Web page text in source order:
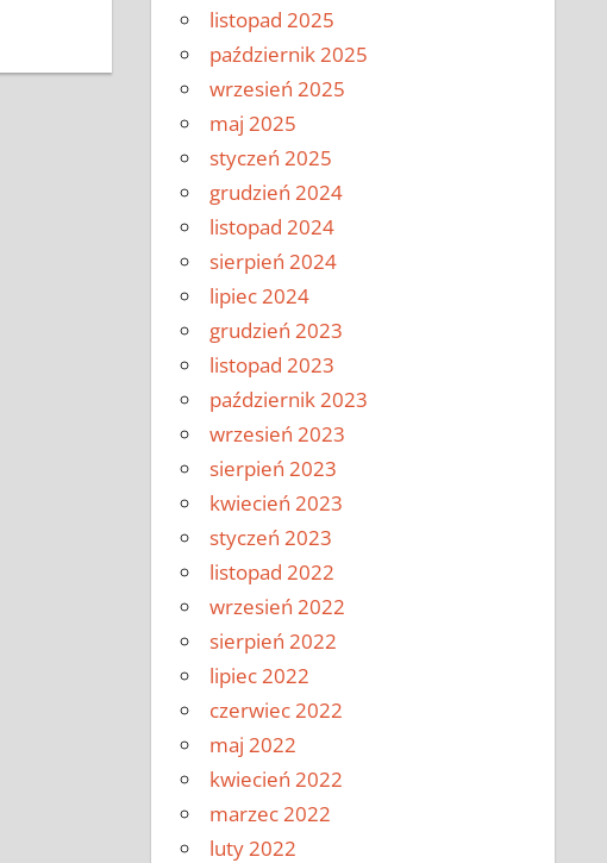
listopad 2025
październik 2025
wrzesień 2025
maj 2025
styczeń 2025
grudzień 2024
listopad 2024
sierpień 2024
lipiec 2024
grudzień 2023
listopad 2023
październik 2023
wrzesień 2023
sierpień 2023
kwiecień 2023
styczeń 2023
listopad 2022
wrzesień 2022
sierpień 2022
lipiec 2022
czerwiec 2022
maj 2022
kwiecień 2022
marzec 2022
luty 2022